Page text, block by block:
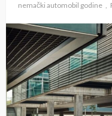
nemački automobil godine